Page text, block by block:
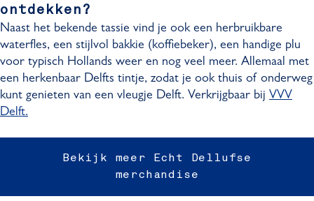
ontdekken?
Naast het bekende tassie vind je ook een herbruikbare
waterfles, een stijlvol bakkie (koffiebeker), een handige plu
voor typisch Hollands weer en nog veel meer. Allemaal met
een herkenbaar Delfts tintje, zodat je ook thuis of onderweg
kunt genieten van een vleugje Delft. Verkrijgbaar bij VVV
Delft.
Bekijk meer Echt Dellufse
merchandise